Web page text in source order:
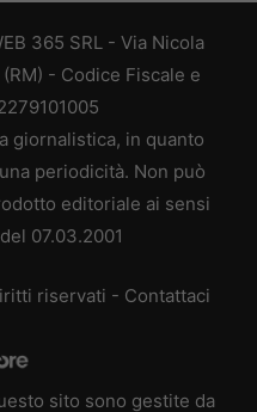
365 SRL - Via Nicola
- Codice Fiscale e
giornalistica, in quanto
periodicità. Non può
editoriale ai sensi
07.03.2001
riservati - Contattaci
sito sono gestite da